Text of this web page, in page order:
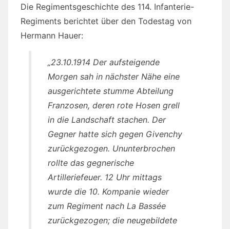
Die Regimentsgeschichte des 114. Infanterie-
Regiments berichtet über den Todestag von
Hermann Hauer:
„23.10.1914 Der aufsteigende
Morgen sah in nächster Nähe eine
ausgerichtete stumme Abteilung
Franzosen, deren rote Hosen grell
in die Landschaft stachen. Der
Gegner hatte sich gegen Givenchy
zurückgezogen. Ununterbrochen
rollte das gegnerische
Artilleriefeuer. 12 Uhr mittags
wurde die 10. Kompanie wieder
zum Regiment nach La Bassée
zurückgezogen; die neugebildete